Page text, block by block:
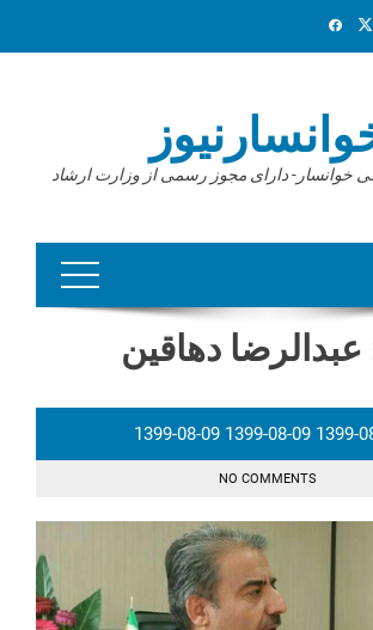
خوانسار- دارای مجوز رسمی از وزارت ارشاد
عبدالرضا دهاقین
1399-08-09 1399-08-09 1399-
NO COMMENTS